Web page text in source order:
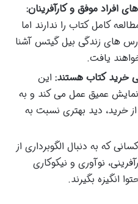
افراد موفق و کارآفرینان:
کامل کتاب را ندارند اما
های زندگی بیل گیتس آشنا
یافت.
خرید کتاب هستند: این
عمیق عمل می کند و به
خرید، دید بهتری نسبت به
که به دنبال الگوبرداری از
نوآوری و نیکوکاری
انگیزه بگیرند.